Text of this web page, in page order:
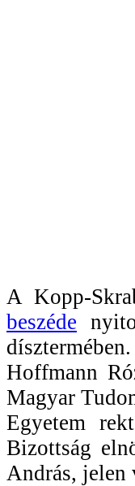
A Kopp-
beszéde
Hoffmann
Magyar
Egyetem
Bizottság
András, jelen